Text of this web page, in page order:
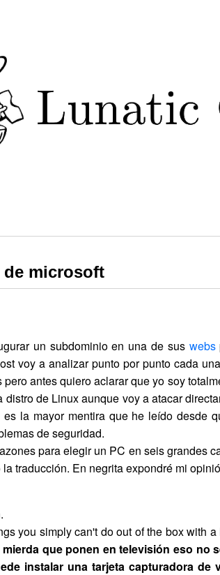
de microsoft
un subdominio en una de sus webs
voy a analizar punto por punto cada
antes quiero aclarar que yo soy
de Linux aunque voy a atacar
la mayor mentira que he leído desde
de seguridad.
para elegir un PC en seis grandes
traducción. En negrita expondré mi
you simply can't do out of the box with
mierda que ponen en televisión eso no
instalar una tarjeta capturadora